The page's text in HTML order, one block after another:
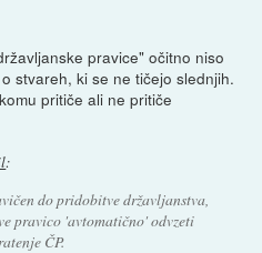
pravice" očitno niso
stvareh, ki se ne tičejo slednjih.
pritiče ali ne pritiče
:
do pridobitve državljanstva,
pravico 'avtomatično' odvzeti
ČP.